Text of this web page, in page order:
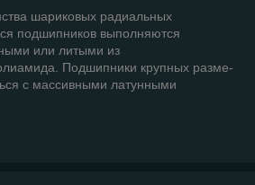
шариковых радиальных
подшипников выполняются
или литыми из
Подшипники крупных разме­
с массивными латунными